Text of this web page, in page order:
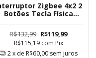
Zigbee 4x2 2
Botões Tecla Física
R$132,99 R$119,99
R$115,19 com Pix
2x de R$60,00 sem juros